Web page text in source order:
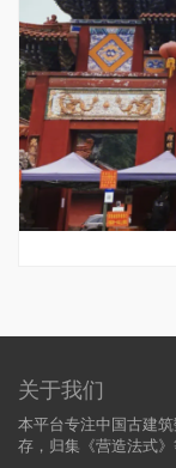
关于我们
本平台专注中国古建
存，归集《营造法式